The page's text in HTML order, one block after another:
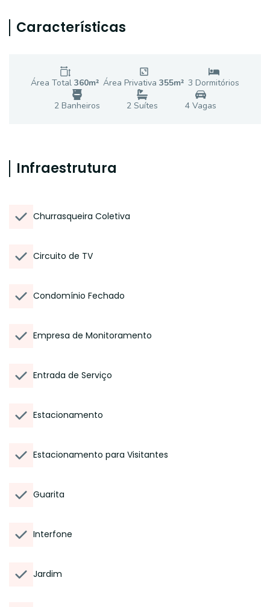
Características
Área Total 360m² Área Privativa 355m² 3 Dormitórios
2Banheiros 2 Suítes 4Vagas
Infraestrutura
Churrasqueira Coletiva
Circuito de TV
Condomínio Fechado
Empresa de Monitoramento
Entrada de Serviço
Estacionamento
Estacionamento para Visitantes
Guarita
Interfone
Jardim